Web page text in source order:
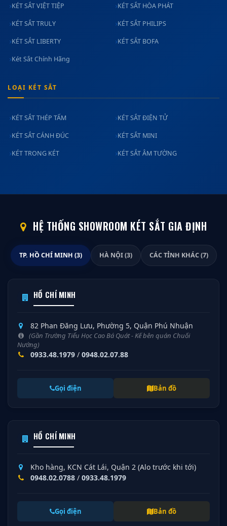
KÉT SẮT VIỆT TIỆP KÉT SẮT HÒA PHÁT
KÉT SẮT TRULY KÉT SẮT PHILIPS
KÉT SẮT LIBERTY KÉT SẮT BOFA
Két Sắt Chính Hãng
LOẠI KÉT SẮT
KÉT SẮT THÉP TẤM KÉT SẮT ĐIỆN TỬ
KÉT SẮT CÁNH ĐÚC KÉT SẮT MINI
KÉT TRONG KÉT KÉT SẮT ÂM TƯỜNG
HỆ THỐNG SHOWROOM KÉT SẮT GIA ĐỊNH
TP. HỒ CHÍ MINH (3) HÀ NỘI (3) CÁC TỈNH KHÁC (7)
HỒ CHÍ MINH
82 Phan Đăng Lưu, Phường 5, Quận Phú Nhuận
(Gần Trường Tiểu Học Cao Bá Quát - Kế bên quán Chuối
Nướng)
0933.48.1979 / 0948.02.07.88
Gọi điện Bản đồ
HỒ CHÍ MINH
Kho hàng, KCN Cát Lái, Quận 2 (Alo trước khi tới)
0948.02.0788 / 0933.48.1979
Gọi điện Bản đồ